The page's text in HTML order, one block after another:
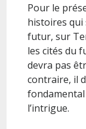
Pour le
histoires qui
futur, sur
les cités du
devra pas
contraire, il
l’intrigue.